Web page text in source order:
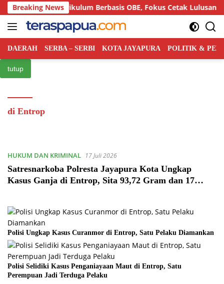
Langsung
ke
konten
Breaking News
Kurikulum Berbasis OBE, Fokus Cetak Lulusan Hukum
DAERAH SERBA – SERBI KOTA JAYAPURA POLITIK &
tutup
di Entrop
HUKUM DAN KRIMINAL 17 Juli 2026
Satresnarkoba Polresta Jayapura Kota Ungkap
Kasus Ganja di Entrop, Sita 93,72 Gram dan 17
Polisi Ungkap Kasus Curanmor di Entrop, Satu Pelaku Diamankan
Polisi Selidiki Kasus Penganiayaan Maut di Entrop, Satu
Perempuan Jadi Terduga Pelaku